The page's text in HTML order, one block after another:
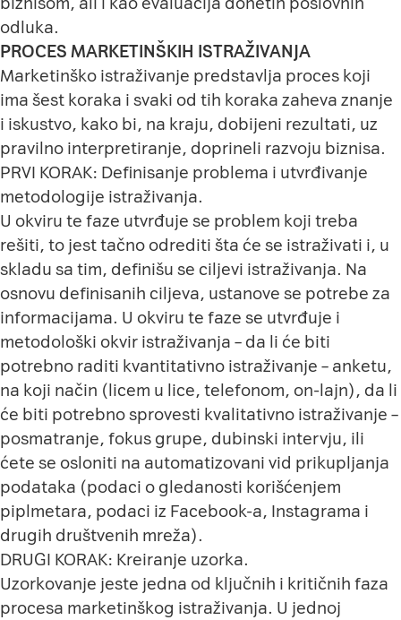
odluka.
PROCES MARKETINŠKIH ISTRAŽIVANJA
Marketinško istraživanje predstavlja proces koji
ima šest koraka i svaki od tih koraka zaheva znanje
i iskustvo, kako bi, na kraju, dobijeni rezultati, uz
pravilno interpretiranje, doprineli razvoju biznisa.
PRVI KORAK: Definisanje problema i utvrđivanje
metodologije istraživanja.
U okviru te faze utvrđuje se problem koji treba
rešiti, to jest tačno odrediti šta će se istraživati i, u
skladu sa tim, definišu se ciljevi istraživanja. Na
osnovu definisanih ciljeva, ustanove se potrebe za
informacijama. U okviru te faze se utvrđuje i
metodološki okvir istraživanja – da li će biti
potrebno raditi kvantitativno istraživanje – anketu,
na koji način (licem u lice, telefonom, on-lajn), da li
će biti potrebno sprovesti kvalitativno istraživanje –
posmatranje, fokus grupe, dubinski intervju, ili
ćete se osloniti na automatizovani vid prikupljanja
podataka (podaci o gledanosti korišćenjem
piplmetara, podaci iz Facebook-a, Instagrama i
drugih društvenih mreža).
DRUGI KORAK: Kreiranje uzorka.
Uzorkovanje jeste jedna od ključnih i kritičnih faza
procesa marketinškog istraživanja. U jednoj